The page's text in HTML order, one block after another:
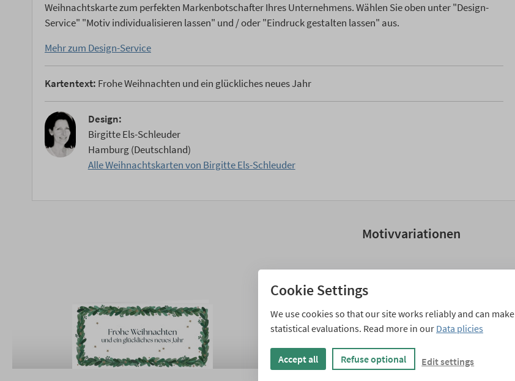
Weihnachtskarte zum perfekten Markenbotschafter Ihres Unternehmens. Wählen Sie oben unter "Design-
Service" "Motiv individualisieren lassen" und / oder "Eindruck gestalten lassen" aus.
Mehr zum Design-Service
Kartentext: Frohe Weihnachten und ein glückliches neues Jahr
Design:
Birgitte Els-Schleuder
Hamburg (Deutschland)
Alle Weihnachtskarten von Birgitte Els-Schleuder
Motivvariationen
Cookie Settings
We use cookies so that our site works reliably and can make
statistical evaluations. Read more in our Data plicies
Accept all Refuse optional Edit settings